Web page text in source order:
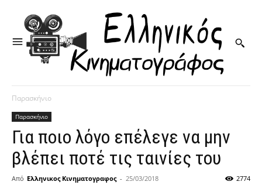
Παρασκήνιο
Παρασκήνιο
Για ποιο λόγο επέλεγε να μην
βλέπει ποτέ τις ταινίες του
Από Ελληνικος Κινηματογραφος - 25/03/2018 2774